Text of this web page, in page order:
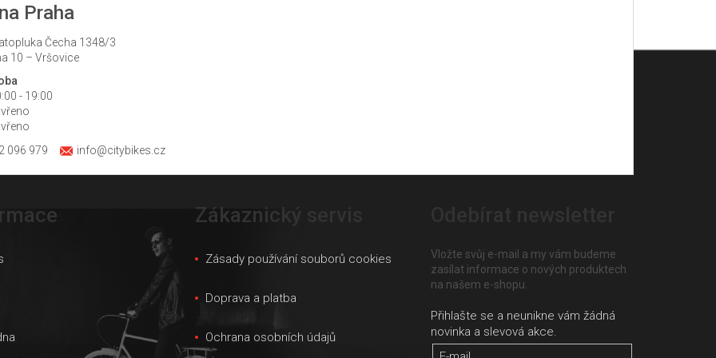
Praha
Čecha 1348/3
10 – Vršovice
- 19:00
096 979
info@citybikes.cz
Zákaznický servis
Zásady používání souborů cookies
Doprava a platba
Ochrana osobních údajů
Vložte svůj e-mail a my vám budeme
zasílat informace o nových produktech
na našem e-shopu.